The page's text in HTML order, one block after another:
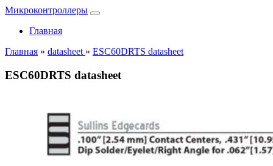
Микроконтроллеры
Главная
Главная » datasheet » ESC60DRTS datasheet
ESC60DRTS datasheet